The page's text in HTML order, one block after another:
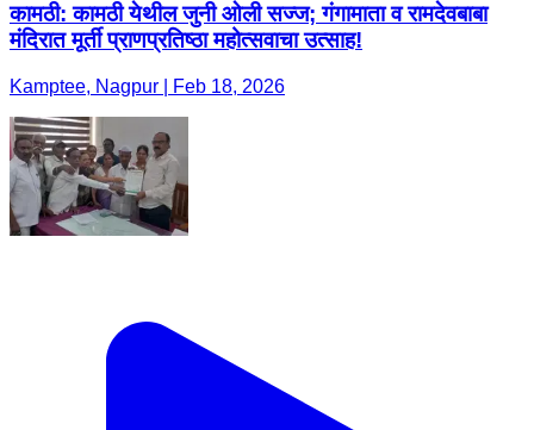
कामठी: कामठी येथील जुनी ओली सज्ज; गंगामाता व रामदेवबाबा
मंदिरात मूर्ती प्राणप्रतिष्ठा महोत्सवाचा उत्साह! ​
Kamptee, Nagpur | Feb 18, 2026